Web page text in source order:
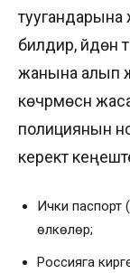
билдирүү,
жанына алып
көчүрмөсүн
полициянын
керектүү
Ички паспорт
өлкөлөр;
Россияга